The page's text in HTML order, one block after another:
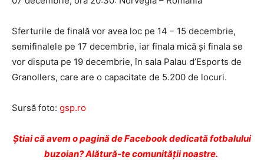
Sferturile de finală vor avea loc pe 14 – 15 decembrie,
semifinalele pe 17 decembrie, iar finala mică și finala se
vor disputa pe 19 decembrie, în sala Palau d’Esports de
Granollers, care are o capacitate de 5.200 de locuri.
Sursă foto: gsp.ro
Ştiai că avem o pagină de Facebook dedicată fotbalului
buzoian? Alătură-te comunității noastre.